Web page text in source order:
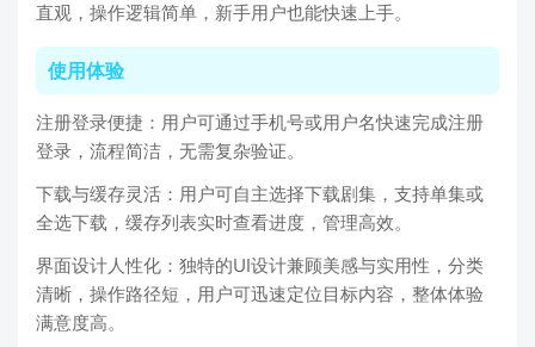
直观，操作逻辑简单，新手用户也能快速上手。
使用体验
注册登录便捷：用户可通过手机号或用户名快速完成注册
登录，流程简洁，无需复杂验证。
下载与缓存灵活：用户可自主选择下载剧集，支持单集或
全选下载，缓存列表实时查看进度，管理高效。
界面设计人性化：独特的UI设计兼顾美感与实用性，分类
清晰，操作路径短，用户可迅速定位目标内容，整体体验
满意度高。